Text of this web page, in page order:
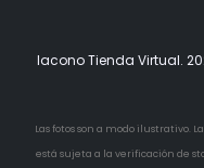
Iacono Tienda Virtual.
Las fotos son a modo ilustrativo.
está sujeta a la verificación de